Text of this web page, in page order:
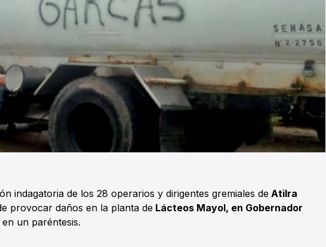
indagatoria de los 28 operarios y dirigentes gremiales de Atilra
provocar daños en la planta de Lácteos Mayol, en Gobernador
un paréntesis.